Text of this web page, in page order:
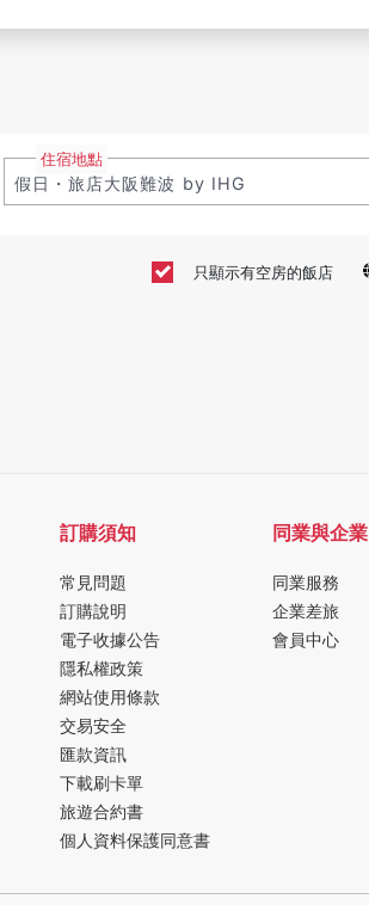
住宿地點
只顯示有空房的飯店
訂購須知
常見問題
訂購說明
電子收據公告
隱私權政策
網站使用條款
交易安全
匯款資訊
下載刷卡單
旅遊合約書
個人資料保護同意書
同業與企業
同業服務
企業差旅
會員中心